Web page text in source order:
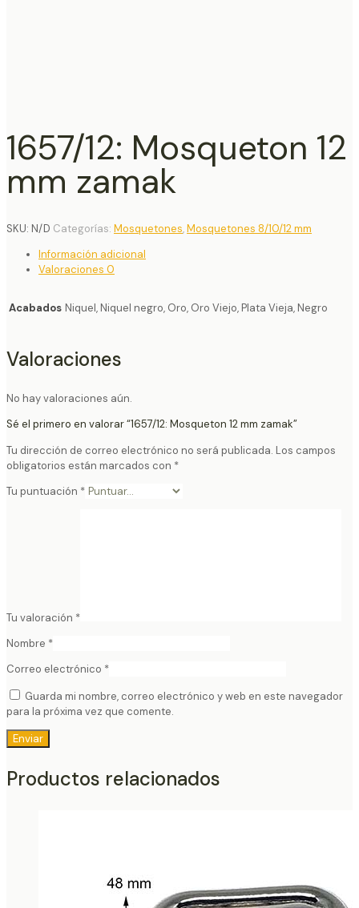
1657/12: Mosqueton 12
mm zamak
SKU: N/D Categorías: Mosquetones,Mosquetones 8/10/12 mm
Información adicional
Valoraciones 0
Acabados Niquel, Niquel negro, Oro, Oro Viejo, Plata Vieja, Negro
Valoraciones
No hay valoraciones aún.
Sé el primero en valorar “1657/12: Mosqueton 12 mm zamak”
Tu dirección de correo electrónico no será publicada. Los campos
obligatorios están marcados con *
Tu puntuación *
Tu valoración *
Nombre *
Correo electrónico *
Guarda mi nombre, correo electrónico y web en este navegador
para la próxima vez que comente.
Productos relacionados